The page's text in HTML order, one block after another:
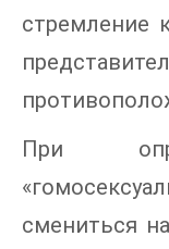
стремление
При
смениться